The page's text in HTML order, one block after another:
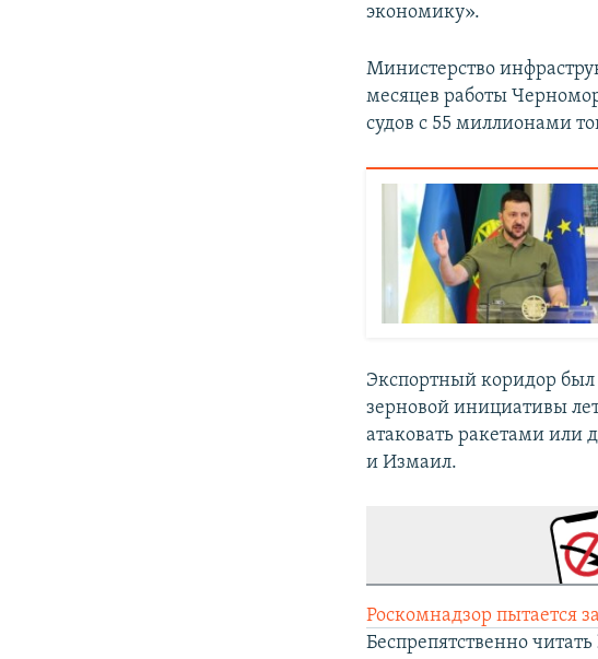
экономику».
Министерство
месяцев работы
судов с 55 миллионами
Экспортный коридор был
зерновой инициативы
атаковать ракетами или
и Измаил.
Роскомнадзор пытается
Беспрепятственно читать